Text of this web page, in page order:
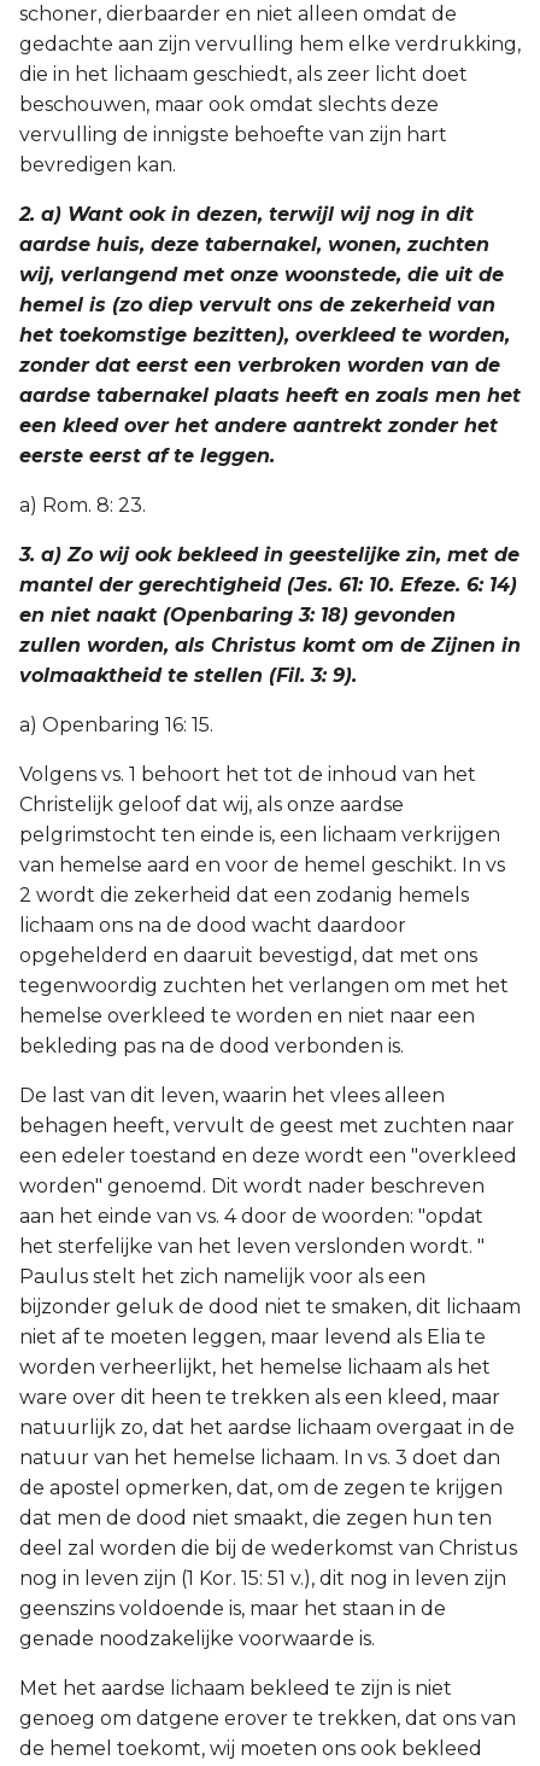
schoner, dierbaarder en niet alleen omdat de
gedachte aan zijn vervulling hem elke verdrukking,
die in het lichaam geschiedt, als zeer licht doet
beschouwen, maar ook omdat slechts deze
vervulling de innigste behoefte van zijn hart
bevredigen kan.
2. a) Want ook in dezen, terwijl wij nog in dit
aardse huis, deze tabernakel, wonen, zuchten
wij, verlangend met onze woonstede, die uit de
hemel is (zo diep vervult ons de zekerheid van
het toekomstige bezitten), overkleed te worden,
zonder dat eerst een verbroken worden van de
aardse tabernakel plaats heeft en zoals men het
een kleed over het andere aantrekt zonder het
eerste eerst af te leggen.
a) Rom. 8: 23.
3. a) Zo wij ook bekleed in geestelijke zin, met de
mantel der gerechtigheid (Jes. 61: 10. Efeze. 6: 14)
en niet naakt (Openbaring 3: 18) gevonden
zullen worden, als Christus komt om de Zijnen in
volmaaktheid te stellen (Fil. 3: 9).
a) Openbaring 16: 15.
Volgens vs. 1 behoort het tot de inhoud van het
Christelijk geloof dat wij, als onze aardse
pelgrimstocht ten einde is, een lichaam verkrijgen
van hemelse aard en voor de hemel geschikt. In vs
2 wordt die zekerheid dat een zodanig hemels
lichaam ons na de dood wacht daardoor
opgehelderd en daaruit bevestigd, dat met ons
tegenwoordig zuchten het verlangen om met het
hemelse overkleed te worden en niet naar een
bekleding pas na de dood verbonden is.
De last van dit leven, waarin het vlees alleen
behagen heeft, vervult de geest met zuchten naar
een edeler toestand en deze wordt een "overkleed
worden" genoemd. Dit wordt nader beschreven
aan het einde van vs. 4 door de woorden: "opdat
het sterfelijke van het leven verslonden wordt. "
Paulus stelt het zich namelijk voor als een
bijzonder geluk de dood niet te smaken, dit lichaam
niet af te moeten leggen, maar levend als Elia te
worden verheerlijkt, het hemelse lichaam als het
ware over dit heen te trekken als een kleed, maar
natuurlijk zo, dat het aardse lichaam overgaat in de
natuur van het hemelse lichaam. In vs. 3 doet dan
de apostel opmerken, dat, om de zegen te krijgen
dat men de dood niet smaakt, die zegen hun ten
deel zal worden die bij de wederkomst van Christus
nog in leven zijn (1 Kor. 15: 51 v.), dit nog in leven zijn
geenszins voldoende is, maar het staan in de
genade noodzakelijke voorwaarde is.
Met het aardse lichaam bekleed te zijn is niet
genoeg om datgene erover te trekken, dat ons van
de hemel toekomt, wij moeten ons ook bekleed